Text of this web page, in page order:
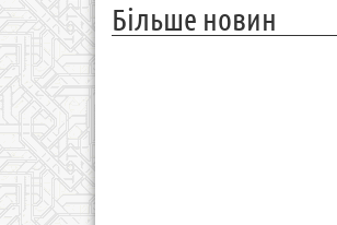
Більше новин